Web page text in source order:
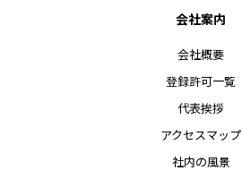
会社案内
会社概要
登録許可一覧
代表挨拶
アクセスマップ
社内の風景